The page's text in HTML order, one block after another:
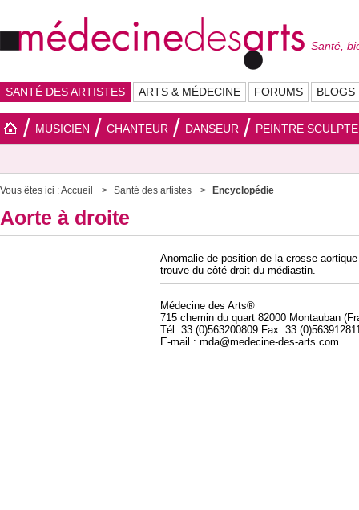
Santé,
SANTÉ DES ARTISTES ARTS & MÉDECINE FORUMS BLOGS
MUSICIEN CHANTEUR DANSEUR PEINTRE
Vous êtes ici :Accueil Santé des artistes Encyclopédie
Aorte à droite
Anomalie de position de la crosse
trouve du côté droit du médiastin.
Médecine des Arts®
715 chemin du quart 82000 Montauban
Tél. 33 (0)563200809 Fax. 33
E-mail : mda@medecine-des-arts.com